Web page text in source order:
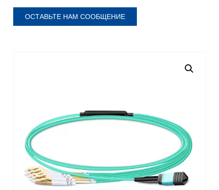
ОСТАВЬТЕ НАМ СООБЩЕНИЕ